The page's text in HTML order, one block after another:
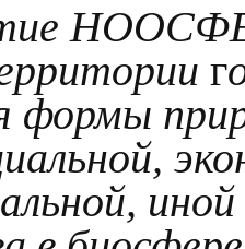
г
формы